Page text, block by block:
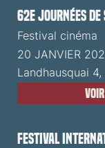
62e Journées
Festival cinéma
20 JANVIER
Landhausquai
Voir
Festival